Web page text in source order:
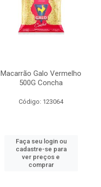
Macarrão Galo Vermelho
500G Concha
Código: 123064
Faça seu login ou
cadastre-se para
ver preços e
comprar